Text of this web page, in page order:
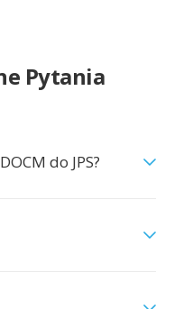
Pytania
do JPS?